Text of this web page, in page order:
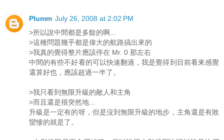
Plumm July 26, 2008 at 2:02 PM
>所以說中間都是多餘的啊...
>這種問題幾乎都是偉大的航路搞出來的
>我真的覺得整片應該停在 Mr. 0 那左右
中間的有些不好看的可以快速翻過，我是覺得到目前看來感覺
還算好也，應該超過一半了。
>我只看到無限升級的敵人和主角
>而且還是很突然地...
升級是一定有的呀，但是沒到無限升級的地步，主角還是有敗
蠻慘的就是了。